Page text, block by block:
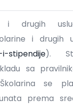
i drugih
i drugih
stipendije).
sa
se
prema